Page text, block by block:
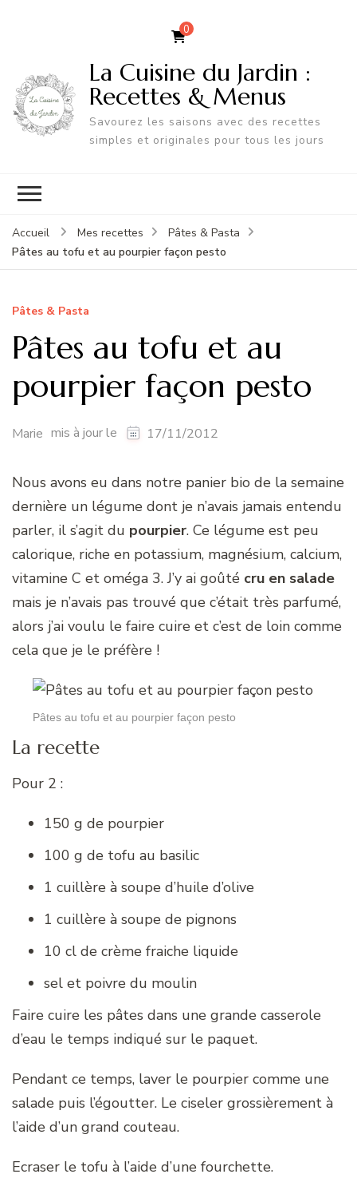
0
La Cuisine du Jardin :
Recettes & Menus
Savourez les saisons avec des recettes
simples et originales pour tous les jours
Accueil Mes recettes
Pâtes & Pasta
Pâtes au tofu et au pourpier façon pesto
Pâtes & Pasta
Pâtes au tofu et au
pourpier façon pesto
Marie mis à jour le 17/11/2012
Nous avons eu dans notre panier bio de la semaine
dernière un légume dont je n’avais jamais entendu
parler, il s’agit du pourpier. Ce légume est peu
calorique, riche en potassium, magnésium, calcium,
vitamine C et oméga 3. J’y ai goûté cru en salade
mais je n’avais pas trouvé que c’était très parfumé,
alors j’ai voulu le faire cuire et c’est de loin comme
cela que je le préfère !
Pâtes au tofu et au pourpier façon pesto
La recette
Pour 2 :
150 g de pourpier
100 g de tofu au basilic
1 cuillère à soupe d’huile d’olive
1 cuillère à soupe de pignons
10 cl de crème fraiche liquide
sel et poivre du moulin
Faire cuire les pâtes dans une grande casserole
d’eau le temps indiqué sur le paquet.
Pendant ce temps, laver le pourpier comme une
salade puis l’égoutter. Le ciseler grossièrement à
l’aide d’un grand couteau.
Ecraser le tofu à l’aide d’une fourchette.